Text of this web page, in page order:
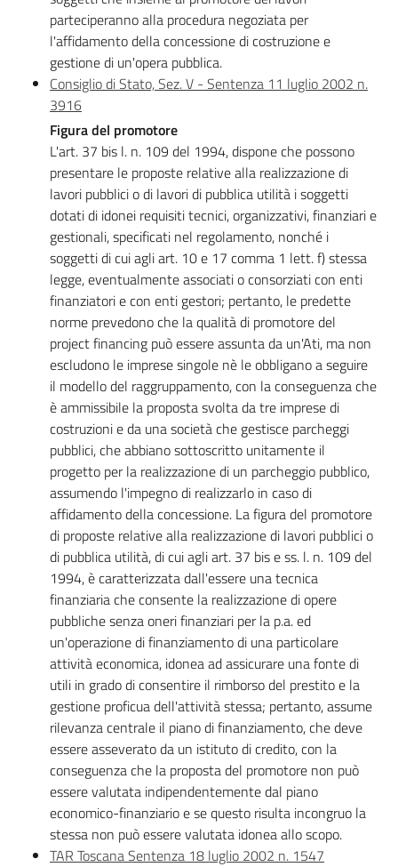
parteciperanno alla procedura negoziata per
l'affidamento della concessione di costruzione e
gestione di un'opera pubblica.
Consiglio di Stato, Sez. V - Sentenza 11 luglio 2002 n.
3916
Figura del promotore
L'art. 37 bis l. n. 109 del 1994, dispone che possono
presentare le proposte relative alla realizzazione di
lavori pubblici o di lavori di pubblica utilità i soggetti
dotati di idonei requisiti tecnici, organizzativi, finanziari e
gestionali, specificati nel regolamento, nonché i
soggetti di cui agli art. 10 e 17 comma 1 lett. f) stessa
legge, eventualmente associati o consorziati con enti
finanziatori e con enti gestori; pertanto, le predette
norme prevedono che la qualità di promotore del
project financing può essere assunta da un'Ati, ma non
escludono le imprese singole nè le obbligano a seguire
il modello del raggruppamento, con la conseguenza che
è ammissibile la proposta svolta da tre imprese di
costruzioni e da una società che gestisce parcheggi
pubblici, che abbiano sottoscritto unitamente il
progetto per la realizzazione di un parcheggio pubblico,
assumendo l'impegno di realizzarlo in caso di
affidamento della concessione. La figura del promotore
di proposte relative alla realizzazione di lavori pubblici o
di pubblica utilità, di cui agli art. 37 bis e ss. l. n. 109 del
1994, è caratterizzata dall'essere una tecnica
finanziaria che consente la realizzazione di opere
pubbliche senza oneri finanziari per la p.a. ed
un'operazione di finanziamento di una particolare
attività economica, idonea ad assicurare una fonte di
utili in grado di consentire il rimborso del prestito e la
gestione proficua dell'attività stessa; pertanto, assume
rilevanza centrale il piano di finanziamento, che deve
essere asseverato da un istituto di credito, con la
conseguenza che la proposta del promotore non può
essere valutata indipendentemente dal piano
economico-finanziario e se questo risulta incongruo la
stessa non può essere valutata idonea allo scopo.
TAR Toscana Sentenza 18 luglio 2002 n. 1547